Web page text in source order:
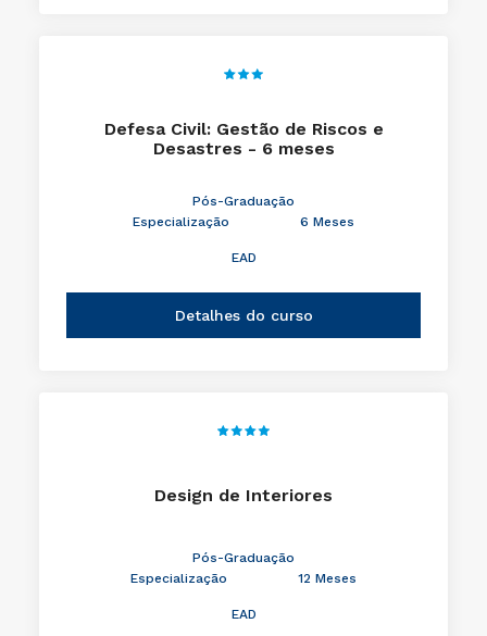
Defesa Civil: Gestão de Riscos e
Desastres - 6 meses
Pós-Graduação
Especialização
6 Meses
EAD
Detalhes do curso
Design de Interiores
Pós-Graduação
Especialização
12 Meses
EAD